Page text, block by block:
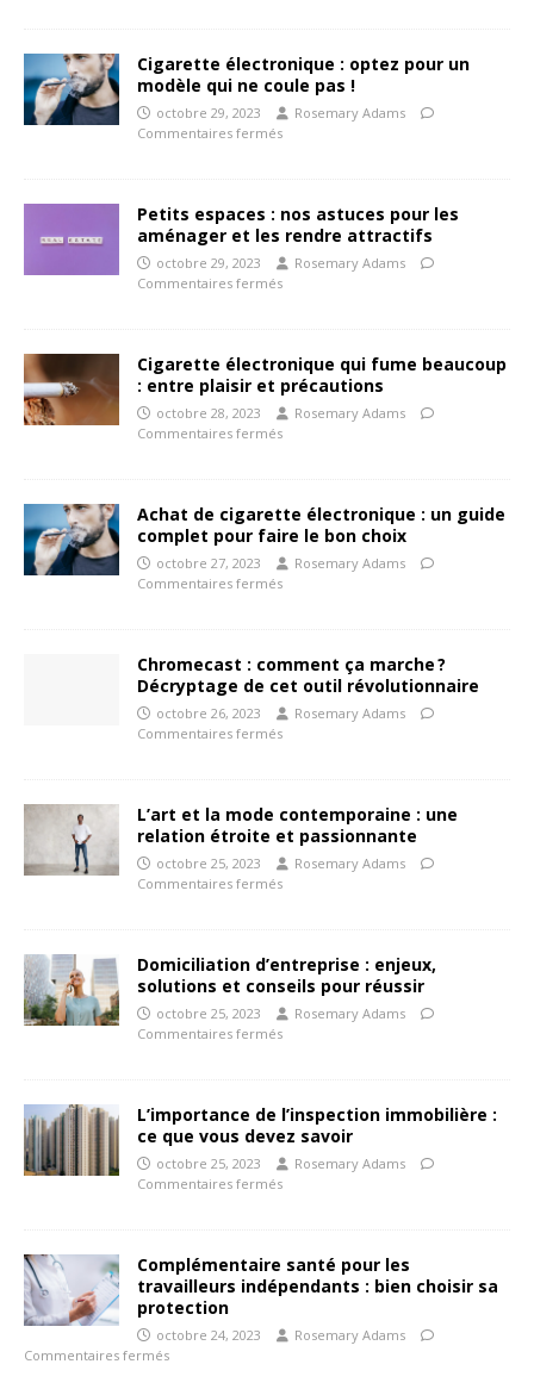
Cigarette électronique : optez pour un
modèle qui ne coule pas !
octobre 29, 2023
Rosemary Adams
Commentaires fermés
Petits espaces : nos astuces pour les
aménager et les rendre attractifs
octobre 29, 2023
Rosemary Adams
Commentaires fermés
Cigarette électronique qui fume beaucoup
: entre plaisir et précautions
octobre 28, 2023
Rosemary Adams
Commentaires fermés
Achat de cigarette électronique : un guide
complet pour faire le bon choix
octobre 27, 2023
Rosemary Adams
Commentaires fermés
Chromecast : comment ça marche ?
Décryptage de cet outil révolutionnaire
octobre 26, 2023
Rosemary Adams
Commentaires fermés
L’art et la mode contemporaine : une
relation étroite et passionnante
octobre 25, 2023
Rosemary Adams
Commentaires fermés
Domiciliation d’entreprise : enjeux,
solutions et conseils pour réussir
octobre 25, 2023
Rosemary Adams
Commentaires fermés
L’importance de l’inspection immobilière :
ce que vous devez savoir
octobre 25, 2023
Rosemary Adams
Commentaires fermés
Complémentaire santé pour les
travailleurs indépendants : bien choisir sa
protection
octobre 24, 2023
Rosemary Adams
Commentaires fermés